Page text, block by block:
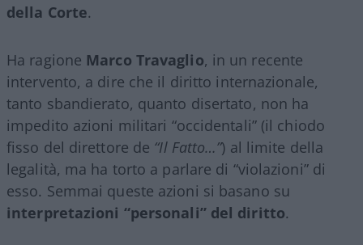
della Corte.
Ha ragione Marco Travaglio, in un recente
intervento, a dire che il diritto internazionale,
tanto sbandierato, quanto disertato, non ha
impedito azioni militari “occidentali” (il chiodo
fisso del direttore de “Il Fatto…”) al limite della
legalità, ma ha torto a parlare di “violazioni” di
esso. Semmai queste azioni si basano su
interpretazioni “personali” del diritto.